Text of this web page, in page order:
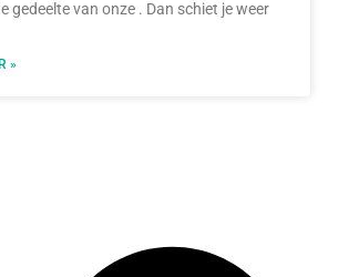
gedeelte van onze . Dan schiet je weer
»